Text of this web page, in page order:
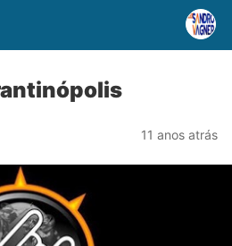
11 anos atrás